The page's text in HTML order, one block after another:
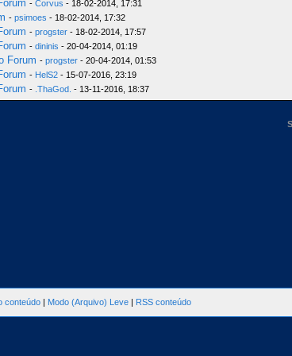
- Corvus - 18-02-2014, 17:31
- psimoes - 18-02-2014, 17:32
- progster - 18-02-2014, 17:57
- dininis - 20-04-2014, 01:19
Forum - progster - 20-04-2014, 01:53
- HelS2 - 15-07-2016, 23:19
- .ThaGod. - 13-11-2016, 18:37
conteúdo | Modo (Arquivo) Leve | RSS conteúdo